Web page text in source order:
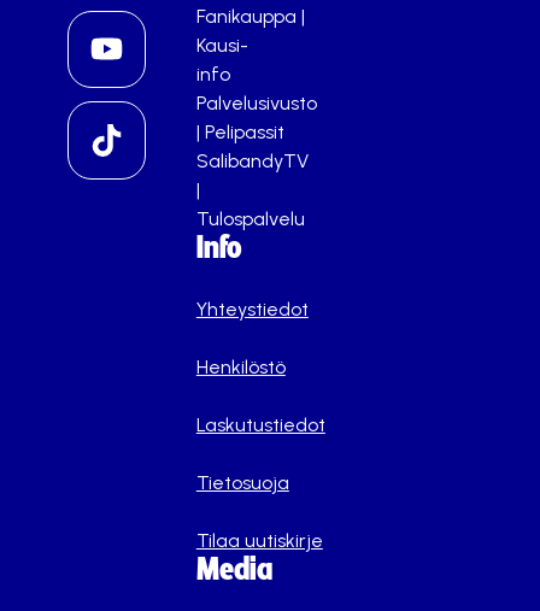
Fanikauppa |
Kausi-
info
Palvelusivusto
| Pelipassit
SalibandyTV
|
Tulospalvelu
Info
Yhteystiedot
Henkilöstö
Laskutustiedot
Tietosuoja
Tilaa uutiskirje
Media